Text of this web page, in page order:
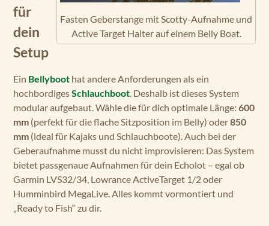
Fasten Geberstange mit Scotty-Aufnahme und
Active Target Halter auf einem Belly Boat.
für
dein
Setup
Ein Bellyboot hat andere Anforderungen als ein
hochbordigesSchlauchboot. Deshalb ist dieses System
modular aufgebaut. Wähle die für dich optimale Länge: 600
mm (perfekt für die flache Sitzposition im Belly) oder850
mm (ideal für Kajaks und Schlauchboote). Auch bei der
Geberaufnahme musst du nicht improvisieren: Das System
bietet passgenaue Aufnahmen für dein Echolot – egal ob
Garmin LVS32/34, Lowrance ActiveTarget 1/2 oder
Humminbird MegaLive. Alles kommt vormontiert und
„Ready to Fish“ zu dir.